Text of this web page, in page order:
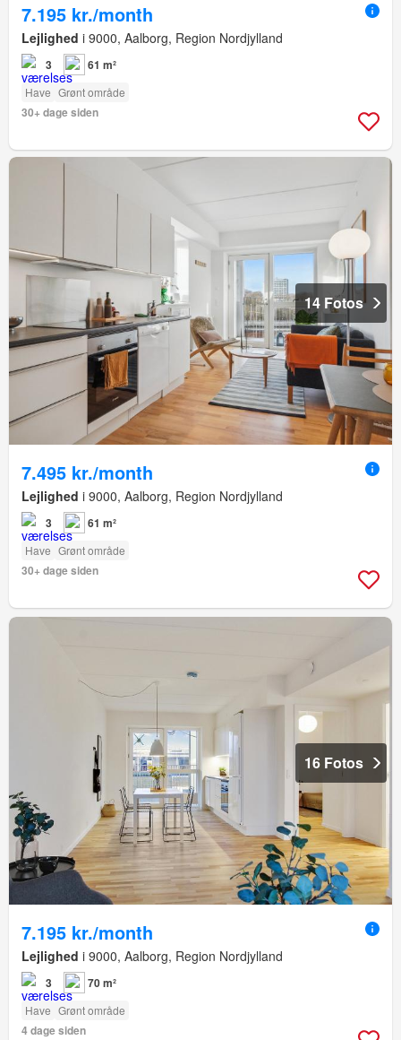
7.195 kr./month
Lejlighed i 9000, Aalborg, Region Nordjylland
3 61 m²
Have Grønt område
30+ dage siden
14 Fotos
7.495 kr./month
Lejlighed i 9000, Aalborg, Region Nordjylland
3 61 m²
Have Grønt område
30+ dage siden
16 Fotos
7.195 kr./month
Lejlighed i 9000, Aalborg, Region Nordjylland
3 70 m²
Have Grønt område
4 dage siden